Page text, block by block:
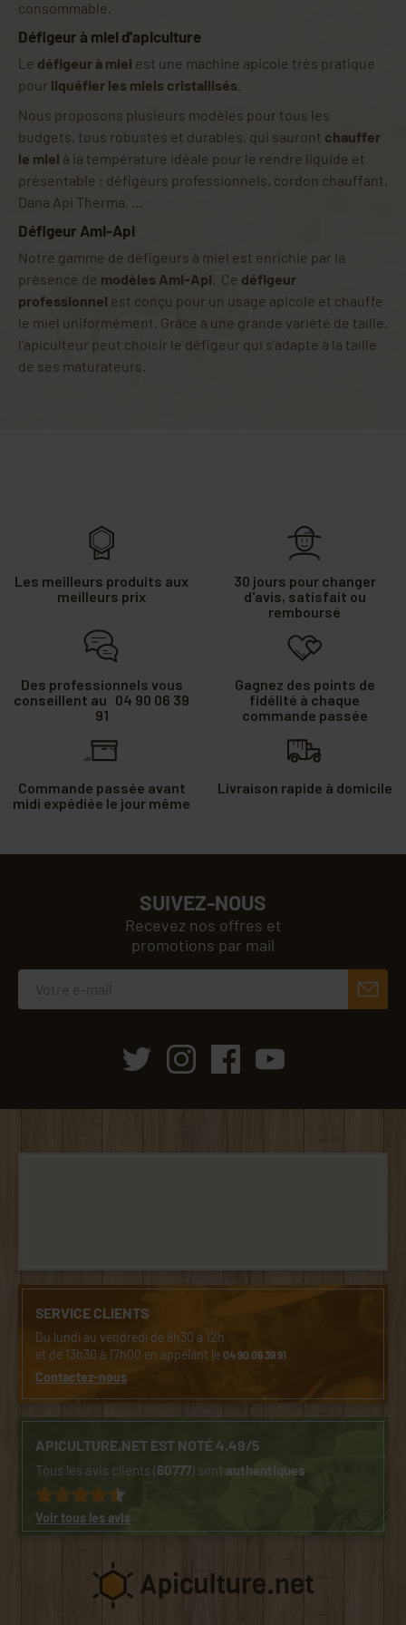
consommable.
Défigeur à miel d'apiculture
Le défigeur à miel est une machine apicole très pratique
pour liquéfier les miels cristallisés.
Nous proposons plusieurs modèles pour tous les
budgets, tous robustes et durables, qui sauront chauffer
le miel à la température idéale pour le rendre liquide et
présentable : défigeurs professionnels, cordon chauffant,
Dana Api Therma, ...
Défigeur Ami-Api
Notre gamme de défigeurs à miel est enrichie par la
présence de modèles Ami-Api. Ce défigeur
professionnel est conçu pour un usage apicole et chauffe
le miel uniformément. Grâce à une grande variété de taille,
l'apiculteur peut choisir le défigeur qui s'adapte à la taille
de ses maturateurs.
Les meilleurs produits aux
meilleurs prix
30 jours pour changer
d'avis, satisfait ou
remboursé
Des professionnels vous
conseillent au 04 90 06 39
91
Gagnez des points de
fidélité à chaque
commande passée
Commande passée avant
midi expédiée le jour même
Livraison rapide à domicile
SUIVEZ-NOUS
Recevez nos offres et
promotions par mail
SERVICE CLIENTS
Du lundi au vendredi de 8h30 à 12h
et de 13h30 à 17h00 en appelant le04 90 06 39 91
Contactez-nous
APICULTURE.NET EST NOTÉ 4.49/5
Tous les avis clients (60777) sontauthentiques
Voir tous les avis